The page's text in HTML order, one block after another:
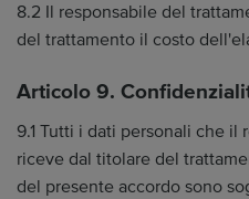
8.2 Il responsabile del
del trattamento il costo
Articolo 9.
9.1 Tutti i dati personali che
riceve dal titolare del
del presente accordo sono